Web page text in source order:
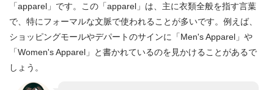
「apparel」です。この「apparel」は、主に衣類全般を指す言葉
で、特にフォーマルな文脈で使われることが多いです。例えば、
ショッピングモールやデパートのサインに「Men's Apparel」や
「Women's Apparel」と書かれているのを見かけることがあるで
しょう。